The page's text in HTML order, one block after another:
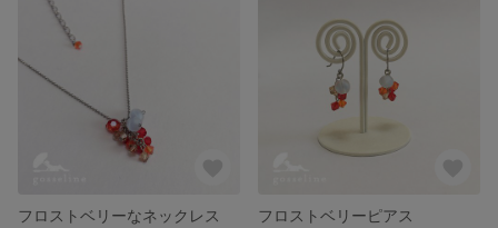
フロストベリーなネックレス
フロストベリーピアス